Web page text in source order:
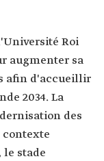
Roi
augmenter sa
afin d'accueillir
2034. La
des
le stade